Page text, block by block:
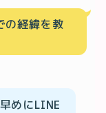
の経緯を教
めにLINE